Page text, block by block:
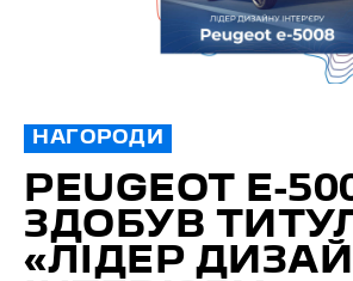
НАГОРОДИ
PEUGEOT E-
ЗДОБУВ ТИТУЛ
«ЛІДЕР